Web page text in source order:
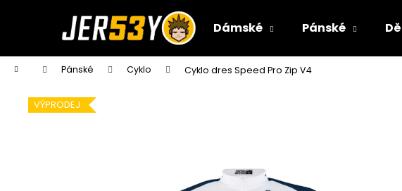
Dámské Pánské
Domů Pánské Cyklo Cyklo dres Speed Pro Zip V4
VÝPRODEJ
í
Zpět
do
obchodu
Zpět
do
obchodu